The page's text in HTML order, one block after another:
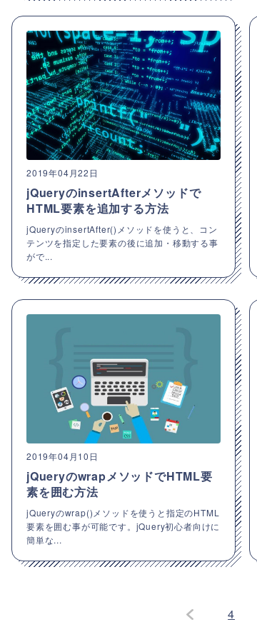
2019年04月22日
jQueryのinsertAfterメソッドで
HTML要素を追加する方法
jQueryのinsertAfter()メソッドを使うと、コン
テンツを指定した要素の後に追加・移動する事
がで...
2019年04月10日
jQueryのwrapメソッドでHTML要
素を囲む方法
jQueryのwrap()メソッドを使うと指定のHTML
要素を囲む事が可能です。jQuery初心者向けに
簡単な...
4